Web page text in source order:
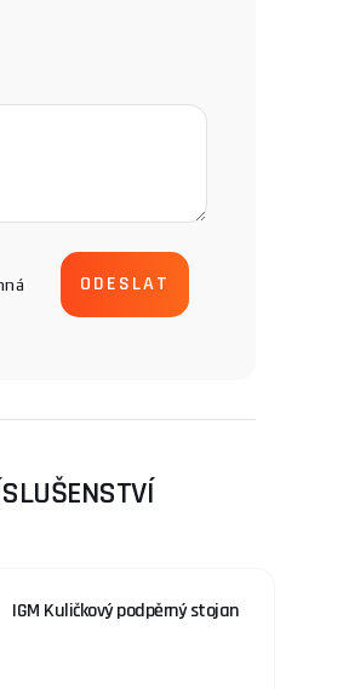
IGM Kuličkový podpěrný stojan